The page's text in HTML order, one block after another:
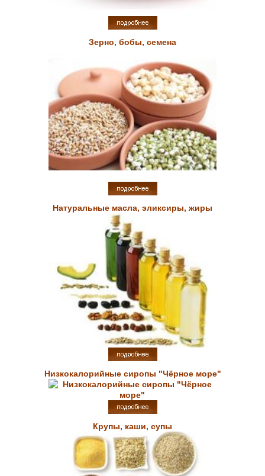
Зерно, бобы, семена
Натуральные масла, эликсиры, жиры
Низкокалорийные сиропы "Чёрное море"
Крупы, каши, супы